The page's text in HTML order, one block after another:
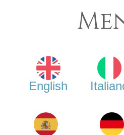
English